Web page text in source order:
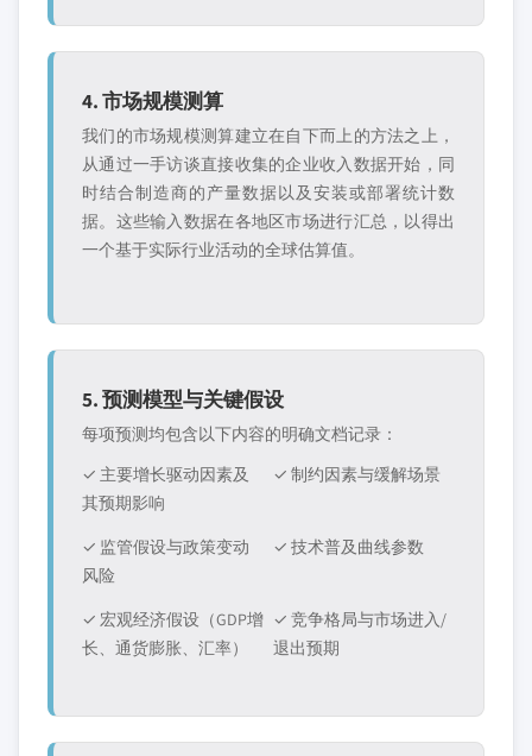
4. 市场规模测算
我们的市场规模测算建立在自下而上的方法之上，
从通过一手访谈直接收集的企业收入数据开始，同
时结合制造商的产量数据以及安装或部署统计数
据。这些输入数据在各地区市场进行汇总，以得出
一个基于实际行业活动的全球估算值。
5. 预测模型与关键假设
每项预测均包含以下内容的明确文档记录：
✓ 主要增长驱动因素及
其预期影响
✓ 制约因素与缓解场景
✓ 监管假设与政策变动
风险
✓ 技术普及曲线参数
✓ 宏观经济假设（GDP增
长、通货膨胀、汇率）
✓ 竞争格局与市场进入/
退出预期